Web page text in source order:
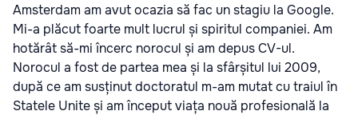
Amsterdam am avut ocazia să fac un stagiu la Google.
Mi-a plăcut foarte mult lucrul și spiritul companiei. Am
hotărât să-mi încerc norocul și am depus CV-ul.
Norocul a fost de partea mea și la sfârșitul lui 2009,
după ce am susținut doctoratul m-am mutat cu traiul în
Statele Unite și am început viața nouă profesională la